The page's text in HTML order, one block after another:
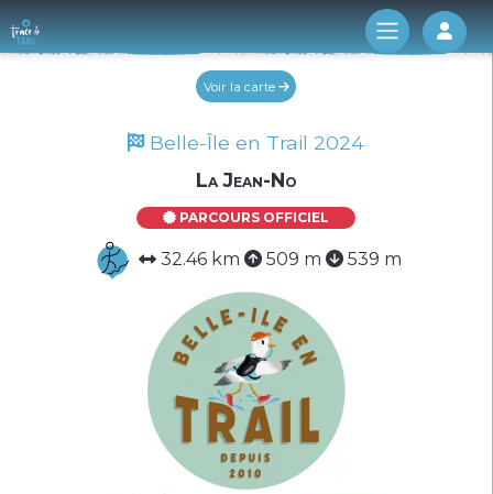
Log
Voir la carte
Belle-Île en Trail 2024
La Jean-No
PARCOURS OFFICIEL
32.46 km 509 m 539 m